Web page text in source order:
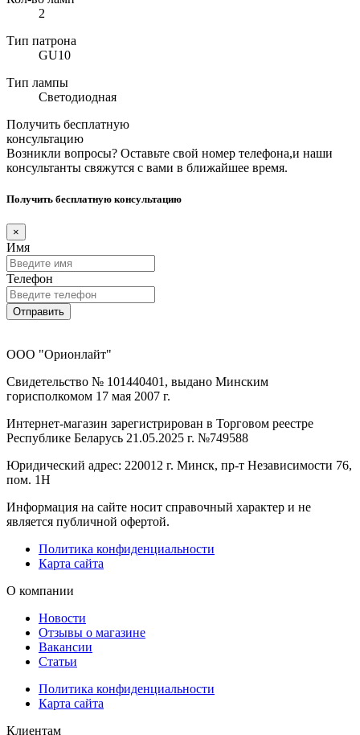
2
Тип патрона
GU10
Тип лампы
Светодиодная
Получить бесплатную
консультацию
Возникли вопросы? Оставьте свой номер телефона,и наши
консультанты свяжутся с вами в ближайшее время.
Получить бесплатную консультацию
×
Имя
Телефон
Отправить
ООО "Орионлайт"
Свидетельство № 101440401, выдано Минским
горисполкомом 17 мая 2007 г.
Интернет-магазин зарегистрирован в Торговом реестре
Республике Беларусь 21.05.2025 г. №749588
Юридический адрес: 220012 г. Минск, пр-т Независимости 76,
пом. 1Н
Информация на сайте носит справочный характер и не
является публичной офертой.
Политика конфиденциальности
Карта сайта
О компании
Новости
Отзывы о магазине
Вакансии
Статьи
Политика конфиденциальности
Карта сайта
Клиентам